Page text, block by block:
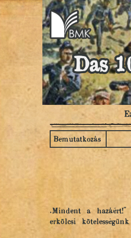
Das
Bemutatkozás
„Mindent a
erkölcsi